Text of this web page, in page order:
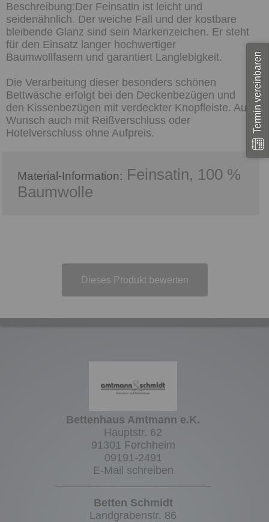
Der Feinsatin ist leicht und
seidenähnlich. Der weiche Fall und der kostbare
bleibende Glanz sind sein Markenzeichen. Er steht
für den Einsatz langer hochwertiger
Baumwollfasern und garantiert Langlebigkeit.
Die Verarbeitung dieser besonders schönen
Bettwäsche erfolgt bei den Deckenbezügen und
den Kissenbezügen mit verdeckter Knopfleiste. Auf
Wunsch auch mit Reißverschluss oder
Hotelverschluss ohne Aufpreis.
Material-Information: Feinsatin, 100 %
Baumwolle
Dieses Produkt bewerten
Termin vereinbaren
Bettenhaus Amtmann e.K.
Hauptstr. 62
91301 Forchheim
09191-2491
E-Mail schreiben
Betten Schmidt
Landgrabenstr. 86